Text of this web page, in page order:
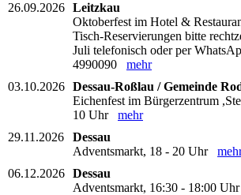
26.09.2026 Leitzkau
Oktoberfest im Hotel &
Tisch-Reservierungen bitte
Juli telefonisch oder per
4990090 mehr
03.10.2026 Dessau-Roßlau / Gemeinde
Eichenfest im Bürgerzentrum
10 Uhr mehr
29.11.2026
Dessau
Adventsmarkt, 18 - 20 Uhr
06.12.2026 Dessau
Adventsmarkt, 16:30 - 18:00